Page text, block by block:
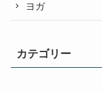
ヨガ
カテゴリー